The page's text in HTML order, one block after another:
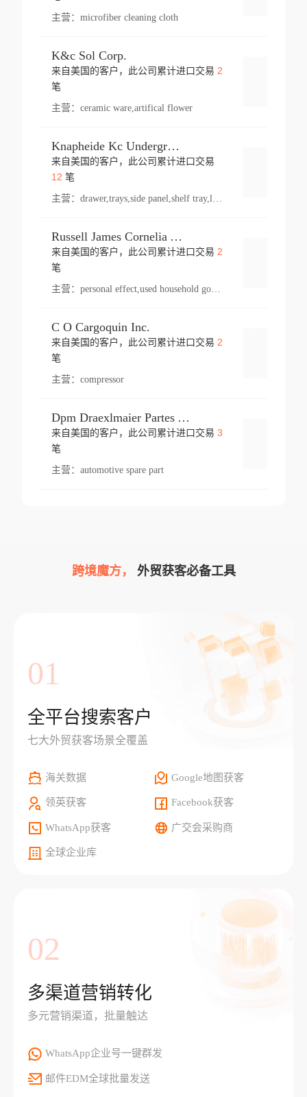
主营： microfiber cleaning cloth
K&c Sol Corp.
来自美国的客户，此公司累计进口交易 2
笔
主营： ceramic ware,artifical flower
Knapheide Kc Underground
来自美国的客户，此公司累计进口交易
12 笔
主营：
Russell James Cornelia Arlington Va
来自美国的客户，此公司累计进口交易 2
笔
主营： personal effect,used household goods
C O Cargoquin Inc.
来自美国的客户，此公司累计进口交易 2
笔
主营： compressor
Dpm Draexlmaier Partes Automotrices Corr Ind Huejotzingo
来自美国的客户，此公司累计进口交易 3
笔
主营： automotive spare part
跨境魔方， 外贸获客必备工具
01
全平台搜索客户
七大外贸获客场景全覆盖
海关数据 Google地图获客
领英获客 Facebook获客
WhatsApp获客 广交会采购商
全球企业库
02
多渠道营销转化
多元营销渠道，批量触达
WhatsApp企业号一键群发
邮件EDM全球批量发送